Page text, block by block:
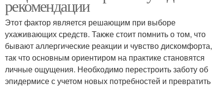
рекомендации
Этот фактор является решающим при выборе
ухаживающих средств. Также стоит помнить о том, что
бывают аллергические реакции и чувство дискомфорта,
так что основным ориентиром на практике становятся
личные ощущения. Необходимо перестроить заботу об
эпидермисе с учетом новых потребностей и превратить